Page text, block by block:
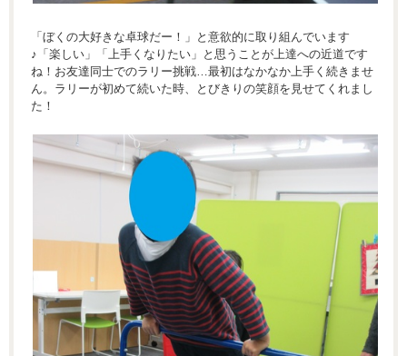
「ぼくの大好きな卓球だー！」と意欲的に取り組んでいます
♪「楽しい」「上手くなりたい」と思うことが上達への近道です
ね！お友達同士でのラリー挑戦…最初はなかなか上手く続きませ
ん。ラリーが初めて続いた時、とびきりの笑顔を見せてくれまし
た！